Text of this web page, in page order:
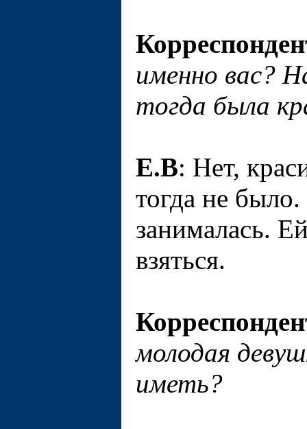
именно вас?
тогда была
Е.В: Нет,
тогда не
занималась.
взяться.
молодая
иметь?